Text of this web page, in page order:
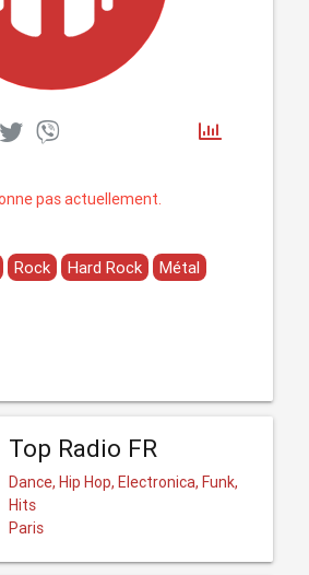
pas actuellement.
Rock Hard Rock
Métal
Top Radio FR
Dance, Hip Hop, Electronica, Funk,
Hits
Paris